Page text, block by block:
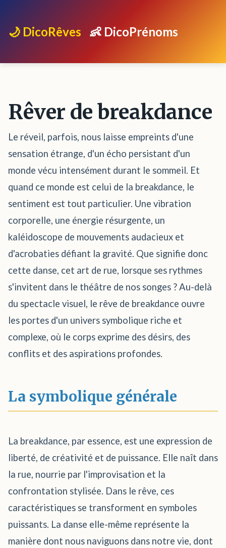
🌙 DicoRêves 👶 DicoPrénoms
Rêver de breakdance
Le réveil, parfois, nous laisse empreints d'une
sensation étrange, d'un écho persistant d'un
monde vécu intensément durant le sommeil. Et
quand ce monde est celui de la breakdance, le
sentiment est tout particulier. Une vibration
corporelle, une énergie résurgente, un
kaléidoscope de mouvements audacieux et
d'acrobaties défiant la gravité. Que signifie donc
cette danse, cet art de rue, lorsque ses rythmes
s'invitent dans le théâtre de nos songes ? Au-delà
du spectacle visuel, le rêve de breakdance ouvre
les portes d'un univers symbolique riche et
complexe, où le corps exprime des désirs, des
conflits et des aspirations profondes.
La symbolique générale
La breakdance, par essence, est une expression de
liberté, de créativité et de puissance. Elle naît dans
la rue, nourrie par l'improvisation et la
confrontation stylisée. Dans le rêve, ces
caractéristiques se transforment en symboles
puissants. La danse elle-même représente la
manière dont nous naviguons dans notre vie, dont